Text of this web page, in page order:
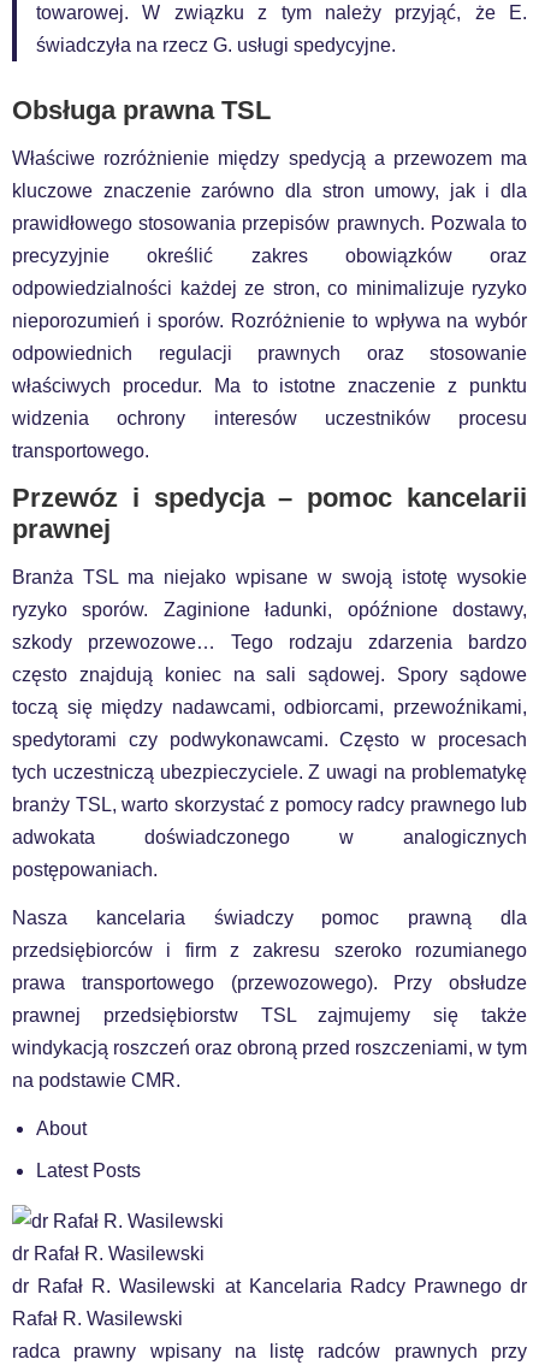
towarowej. W związku z tym należy przyjąć, że E.
świadczyła na rzecz G. usługi spedycyjne.
Obsługa prawna TSL
Właściwe rozróżnienie między spedycją a przewozem ma
kluczowe znaczenie zarówno dla stron umowy, jak i dla
prawidłowego stosowania przepisów prawnych. Pozwala to
precyzyjnie określić zakres obowiązków oraz
odpowiedzialności każdej ze stron, co minimalizuje ryzyko
nieporozumień i sporów. Rozróżnienie to wpływa na wybór
odpowiednich regulacji prawnych oraz stosowanie
właściwych procedur. Ma to istotne znaczenie z punktu
widzenia ochrony interesów uczestników procesu
transportowego.
Przewóz i spedycja – pomoc kancelarii
prawnej
Branża TSL ma niejako wpisane w swoją istotę wysokie
ryzyko sporów. Zaginione ładunki, opóźnione dostawy,
szkody przewozowe… Tego rodzaju zdarzenia bardzo
często znajdują koniec na sali sądowej. Spory sądowe
toczą się między nadawcami, odbiorcami, przewoźnikami,
spedytorami czy podwykonawcami. Często w procesach
tych uczestniczą ubezpieczyciele. Z uwagi na problematykę
branży TSL, warto skorzystać z pomocy radcy prawnego lub
adwokata doświadczonego w analogicznych
postępowaniach.
Nasza kancelaria świadczy pomoc prawną dla
przedsiębiorców i firm z zakresu szeroko rozumianego
prawa transportowego (przewozowego). Przy obsłudze
prawnej przedsiębiorstw TSL zajmujemy się także
windykacją roszczeń oraz obroną przed roszczeniami, w tym
na podstawie CMR.
About
Latest Posts
dr Rafał R. Wasilewski
dr Rafał R. Wasilewski at Kancelaria Radcy Prawnego dr
Rafał R. Wasilewski
radca prawny wpisany na listę radców prawnych przy